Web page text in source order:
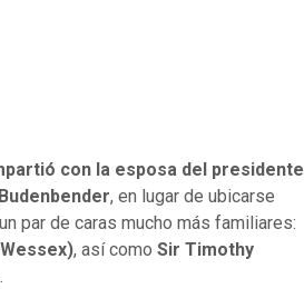
con la esposa del presidente
, en lugar de ubicarse
par de caras mucho más familiares:
, así como Sir Timothy